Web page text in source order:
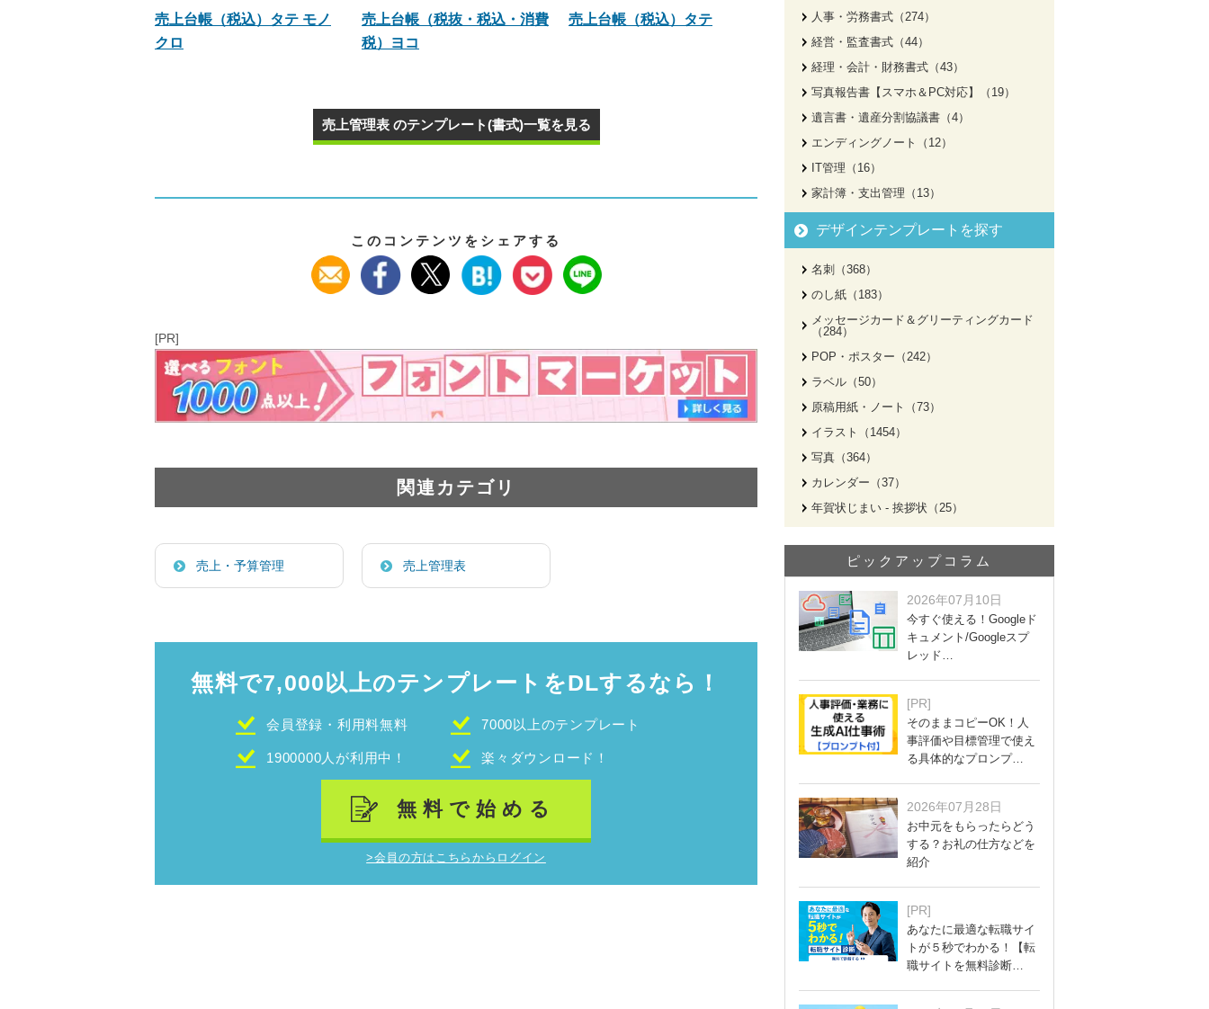
売上台帳（税込）タテ モノ
クロ
売上台帳（税抜・税込・消費
税）ヨコ
売上台帳（税込）タテ
売上管理表 のテンプレート(書式)一覧を見る
このコンテンツをシェアする
[PR]
関連カテゴリ
売上・予算管理 売上管理表
無料で7,000以上のテンプレートをDLするなら！
会員登録・利用料無料 7000以上のテンプレート
1900000人が利用中！ 楽々ダウンロード！
無料で始める
>会員の方はこちらからログイン
人事・労務書式（274）
経営・監査書式（44）
経理・会計・財務書式（43）
写真報告書【スマホ＆PC対応】（19）
遺言書・遺産分割協議書（4）
エンディングノート（12）
IT管理（16）
家計簿・支出管理（13）
デザインテンプレートを探す
名刺（368）
のし紙（183）
メッセージカード＆グリーティングカード
（284）
POP・ポスター（242）
ラベル（50）
原稿用紙・ノート（73）
イラスト（1454）
写真（364）
カレンダー（37）
年賀状じまい - 挨拶状（25）
ピックアップコラム
2026年07月10日
今すぐ使える！Googleド
キュメント/Googleスプ
レッド…
[PR]
そのままコピーOK！人
事評価や目標管理で使え
る具体的なプロンプ…
2026年07月28日
お中元をもらったらどう
する？お礼の仕方などを
紹介
[PR]
あなたに最適な転職サイ
トが５秒でわかる！【転
職サイトを無料診断…